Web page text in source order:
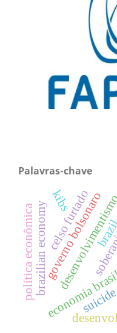
Palavras-chave
governo bolsonaro
economia
brazilian economy
política econômica celso furtado
suicide
kibs